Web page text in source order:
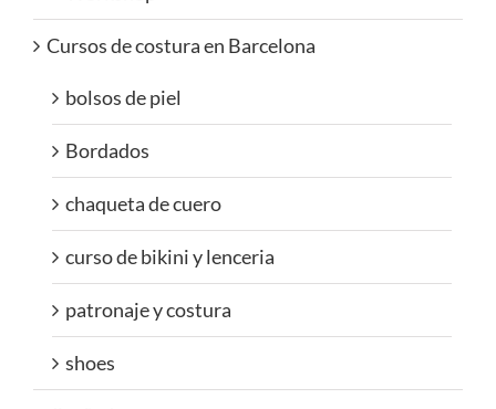
Cursos de costura en Barcelona
bolsos de piel
Bordados
chaqueta de cuero
curso de bikini y lenceria
patronaje y costura
shoes